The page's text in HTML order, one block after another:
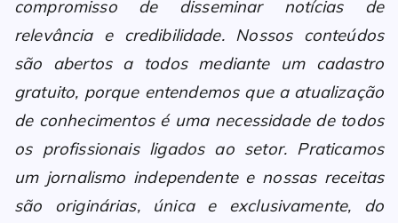
compromisso de disseminar notícias de
relevância e credibilidade. Nossos conteúdos
são abertos a todos mediante um cadastro
gratuito, porque entendemos que a atualização
de conhecimentos é uma necessidade de todos
os profissionais ligados ao setor. Praticamos
um jornalismo independente e nossas receitas
são originárias, única e exclusivamente, do